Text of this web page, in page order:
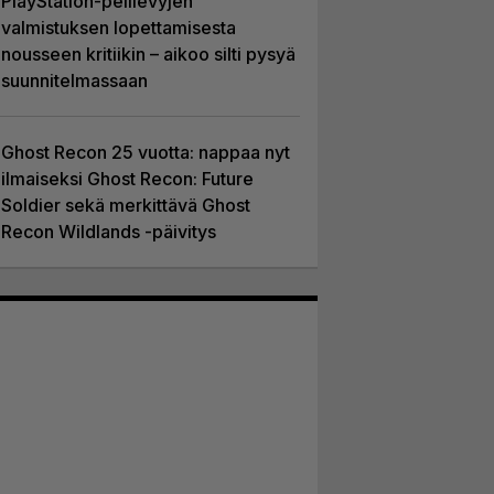
valmistuksen lopettamisesta
nousseen kritiikin – aikoo silti pysyä
suunnitelmassaan
Ghost Recon 25 vuotta: nappaa nyt
ilmaiseksi Ghost Recon: Future
Soldier sekä merkittävä Ghost
Recon Wildlands -päivitys